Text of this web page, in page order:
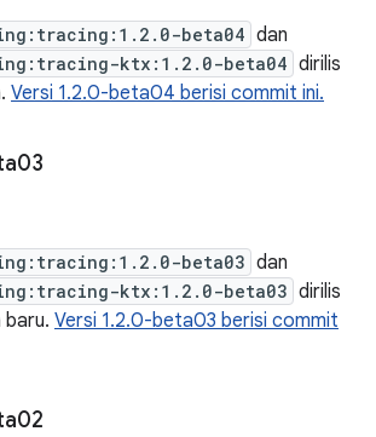
beta04 dan
ktx:1.2.0-beta04 dirilis
Versi 1.2.0-beta04 berisi commit ini.
beta03 dan
ktx:1.2.0-beta03 dirilis
baru. Versi 1.2.0-beta03 berisi commit